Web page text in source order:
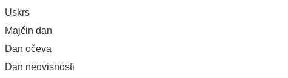
Uskrs
Majčin dan
Dan očeva
Dan neovisnosti